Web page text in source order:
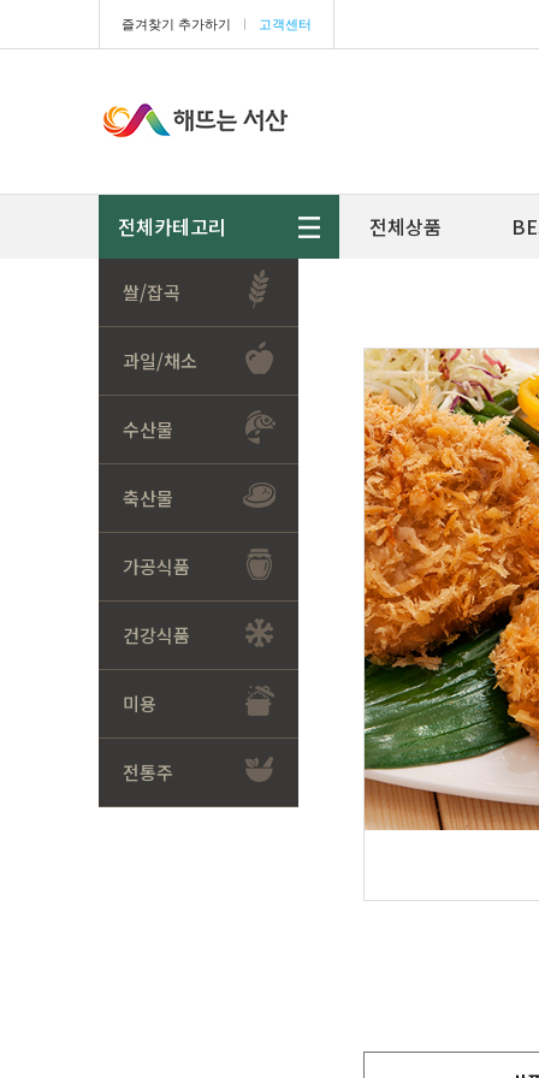
즐겨찾기 추가하기 ㅣ 고객센터
전체카테고리 전체상품
쌀/잡곡
과일/채소
수산물
축산물
가공식품
건강식품
미용
전통주